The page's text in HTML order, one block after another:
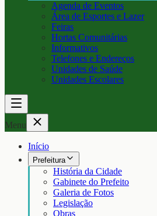
Agenda de Eventos
Área de Esportes e Lazer
Feiras
Hortas Comunitárias
Informativos
Telefones e Endereços
Unidades de Saúde
Unidades Escolares
Menu
Início
Prefeitura
História da Cidade
Gabinete do Prefeito
Galeria de Fotos
Legislação
Obras